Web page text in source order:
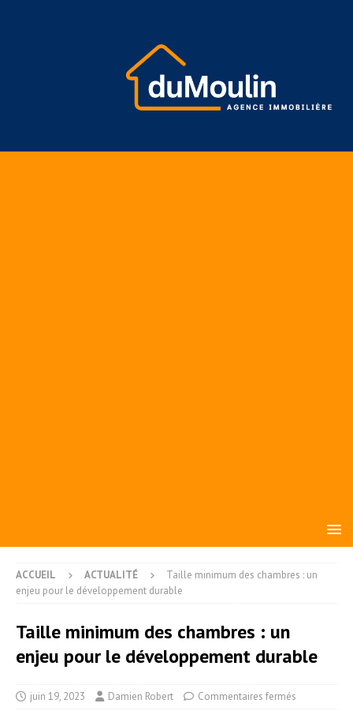
ACCUEIL ACTUALITÉ
Taille minimum des chambres : un
enjeu pour le développement durable
Taille minimum des chambres : un
enjeu pour le développement durable
juin 19, 2023 Damien Robert Commentaires fermés